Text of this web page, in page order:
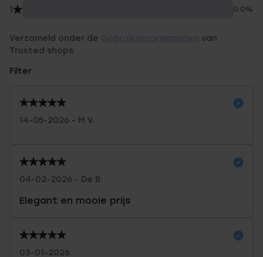
1 0.0%
Verzameld onder de
van
Trusted shops
Filter
14-05-2026 - M V.
04-02-2026 - De B.
Elegant en mooie prijs
03-01-2026